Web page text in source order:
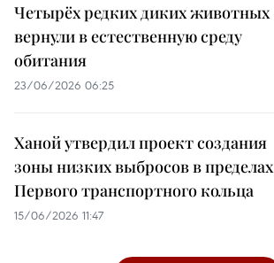
Четырёх редких диких животных
вернули в естественную среду
обитания
23/06/2026 06:25
Ханой утвердил проект создания
зоны низких выбросов в пределах
Первого транспортного кольца
15/06/2026 11:47